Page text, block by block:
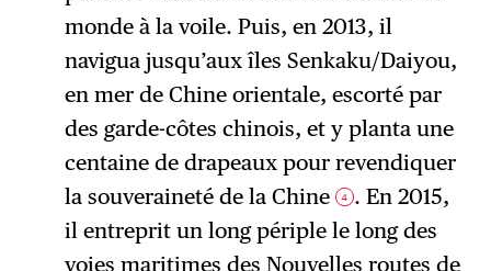
monde à la voile. Puis, en 2013, il
navigua jusqu’aux îles Senkaku/Daiyou,
en mer de Chine orientale, escorté par
des garde-côtes chinois, et y planta une
centaine de drapeaux pour revendiquer
la souveraineté de la Chine
4 . En 2015,
il entreprit un long périple le long des
voies maritimes des Nouvelles routes de